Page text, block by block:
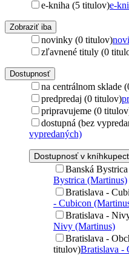
e-kniha (5 titulov)e-
Zobraziť iba
novinky (0 titulov)
zľavnené tituly (0
Dostupnosť
na centrálnom sklade
predpredaj (0 titulov)
pripravujeme (0
dostupná (bez
vypredaných)
Dostupnosť v
Banská
Bystrica (Martinus)
Bratislava -
- Cubicon
Bratislava -
Nivy (Martinus)
Bratislava -
titulov)Bratislava -